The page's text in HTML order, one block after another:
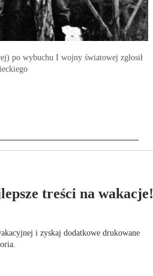
po wybuchu I wojny światowej zgłosił
treści na wakacje!
i zyskaj dodatkowe drukowane